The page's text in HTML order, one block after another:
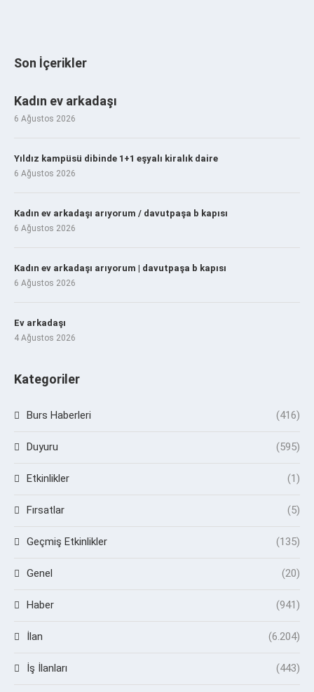
Son İçerikler
Kadın ev arkadaşı
6 Ağustos 2026
Yıldız kampüsü dibinde 1+1 eşyalı kiralık daire
6 Ağustos 2026
Kadın ev arkadaşı arıyorum / davutpaşa b kapısı
6 Ağustos 2026
Kadın ev arkadaşı arıyorum | davutpaşa b kapısı
6 Ağustos 2026
Ev arkadaşı
4 Ağustos 2026
Kategoriler
Burs Haberleri (416)
Duyuru (595)
Etkinlikler (1)
Fırsatlar (5)
Geçmiş Etkinlikler (135)
Genel (20)
Haber (941)
İlan (6.204)
İş İlanları (443)